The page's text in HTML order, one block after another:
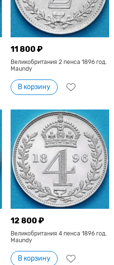
11 800 ₽
Великобритания 2 пенса 1896 год.
Maundy
В корзину
12 800 ₽
Великобритания 4 пенса 1896 год.
Maundy
В корзину